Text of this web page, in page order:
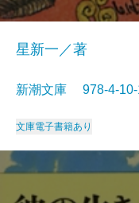
星新一／著
新潮文庫 978-4-
文庫電子書籍あり